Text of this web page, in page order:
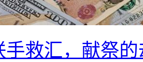
手救汇，献祭